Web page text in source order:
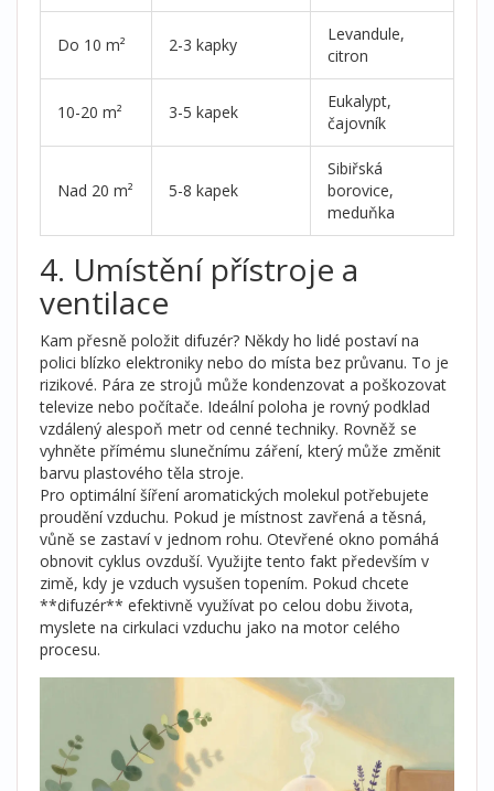
Do 10 m² 2-3 kapky
Levandule,
citron
10-20 m² 3-5 kapek
Eukalypt,
čajovník
Nad 20 m² 5-8 kapek
Sibiřská
borovice,
meduňka
4. Umístění přístroje a
ventilace
Kam přesně položit difuzér? Někdy ho lidé postaví na
polici blízko elektroniky nebo do místa bez průvanu. To je
rizikové. Pára ze strojů může kondenzovat a poškozovat
televize nebo počítače. Ideální poloha je rovný podklad
vzdálený alespoň metr od cenné techniky. Rovněž se
vyhněte přímému slunečnímu záření, který může změnit
barvu plastového těla stroje.
Pro optimální šíření aromatických molekul potřebujete
proudění vzduchu. Pokud je místnost zavřená a těsná,
vůně se zastaví v jednom rohu. Otevřené okno pomáhá
obnovit cyklus ovzduší. Využijte tento fakt především v
zimě, kdy je vzduch vysušen topením. Pokud chcete
**difuzér** efektivně využívat po celou dobu života,
myslete na cirkulaci vzduchu jako na motor celého
procesu.